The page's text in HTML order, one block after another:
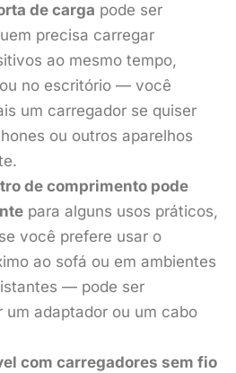
de carga pode ser
precisa carregar
ao mesmo tempo,
no escritório — você
um carregador se quiser
ou outros aparelhos
de comprimento pode
para alguns usos práticos,
você prefere usar o
ao sofá ou em ambientes
— pode ser
um adaptador ou um cabo
com carregadores sem fio